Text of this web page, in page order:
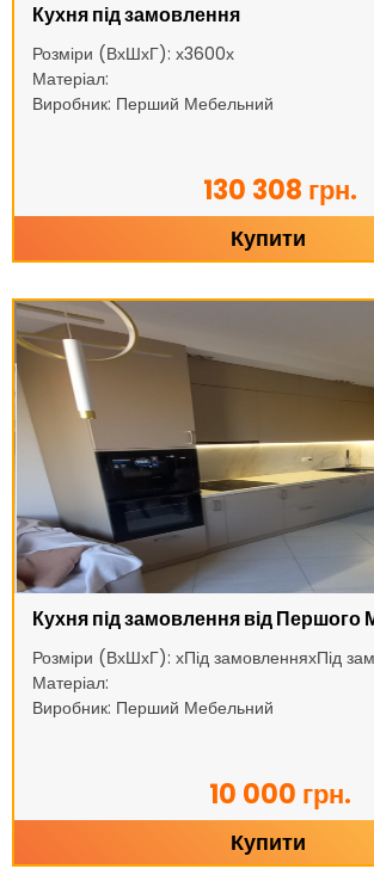
Кухня під замовлення
Розміри (ВхШхГ): х3600х
Матеріал:
Виробник: Перший Мебельний
130 308 грн.
Купити
Кухня під замовлення від Першого
Розміри (ВхШхГ): хПід замовленняхПід
Матеріал:
Виробник: Перший Мебельний
10 000 грн.
Купити